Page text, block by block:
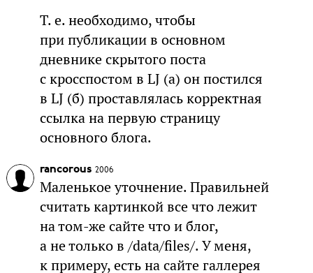
Т. е. необходимо, чтобы
при публикации в основном
дневнике скрытого поста
с кросспостом в LJ (а) он постился
в LJ (б) проставлялась корректная
ссылка на первую страницу
основного блога.
rancorous 2006
Маленькое уточнение. Правильней
считать картинкой все что лежит
на том-же сайте что и блог,
а не только в /data/files/. У меня,
к примеру, есть на сайте галлерея